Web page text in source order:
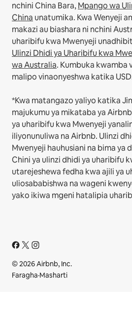
nchini China Bara,Mpango wa
China unatumika. Kwa Wenyeji
makazi au biashara ni nchini
uharibifu kwa Mwenyeji
Ulinzi Dhidi ya Uharibifu kwa
wa Australia. Kumbuka kwamba
malipo vinaonyeshwa katika
*Kwa matangazo yaliyo katika
majukumu ya mikataba ya
ya uharibifu kwa Mwenyeji
iliyonunuliwa na Airbnb. Ulinzi
Mwenyeji hauhusiani na bima ya
Chini ya ulinzi dhidi ya uharibifu
utarejeshewa fedha kwa ajili ya
uliosababishwa na wageni
yako ikiwa mgeni hatalipia
© 2026 Airbnb, Inc.
Faragha·Masharti